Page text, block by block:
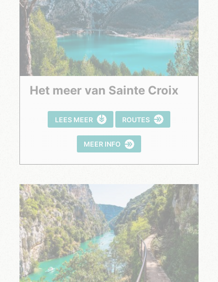
Het meer van Sainte Croix
LEES MEER ROUTES
MEER INFO